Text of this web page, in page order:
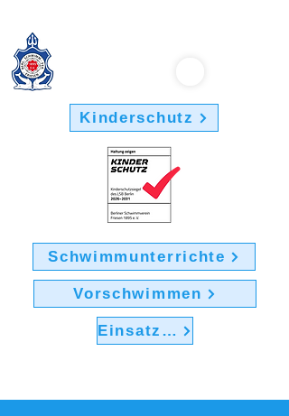
Kinderschutz
Schwimmunterrichte
Vorschwimmen
Einsatz im Verein